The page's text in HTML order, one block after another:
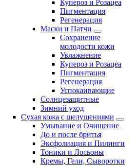
Купероз и Розацеа
Пигментация
Регенерация
Маски и Патчи
Сохранение
молодости кожи
Увлажнение
Купероз и Розацеа
Пигментация
Регенерация
Успокаивающие
Солнцезащитные
Зимний уход
Сухая кожа с шелушениями
Умывание и Очищение
До и после бритья
Эксфолиация и Пилинги
Тоники и Лосьоны
Кремы, Гели, Сыворотки